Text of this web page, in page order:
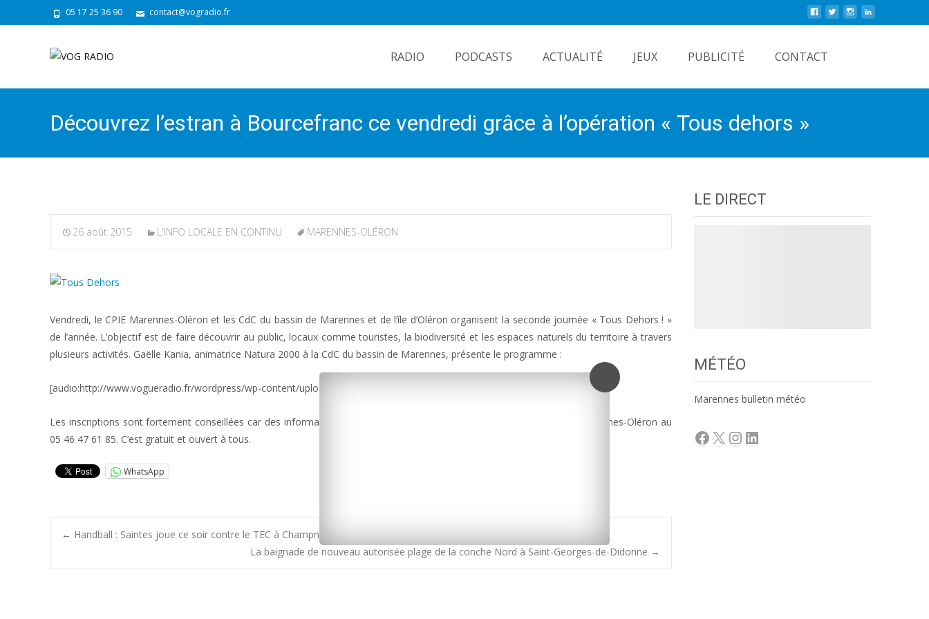
05 17 25 36 90 contact@vogradio.fr
RADIO PODCASTS ACTUALITÉ JEUX PUBLICITÉ CONTACT
Découvrez l’estran à Bourcefranc ce vendredi grâce à l’opération « Tous dehors »
26 août 2015 L'INFO LOCALE EN CONTINU MARENNES-OLÉRON
Vendredi, le CPIE Marennes-Oléron et les CdC du bassin de Marennes et de l’île d’Oléron organisent la seconde journée « Tous Dehors ! »
de l’année. L’objectif est de faire découvrir au public, locaux comme touristes, la biodiversité et les espaces naturels du territoire à travers
plusieurs activités. Gaëlle Kania, animatrice Natura 2000 à la CdC du bassin de Marennes, présente le programme :
[audio:http://www.vogueradio.fr/wordpress/wp-content/uploads/2015/08/tous-dehors.mp3]
Les inscriptions sont fortement conseillées car des informations seront délivrées sur les activités. Contactez le CPIE Marennes-Oléron au
05 46 47 61 85. C’est gratuit et ouvert à tous.
WhatsApp
Post
← Handball : Saintes joue ce soir contre le TEC à Champniers
La baignade de nouveau autorisée plage de la conche Nord à Saint-Georges-de-Didonne →
LE DIRECT
MÉTÉO
Marennes bulletin météo
Facebook
X Instagram
LinkedIn